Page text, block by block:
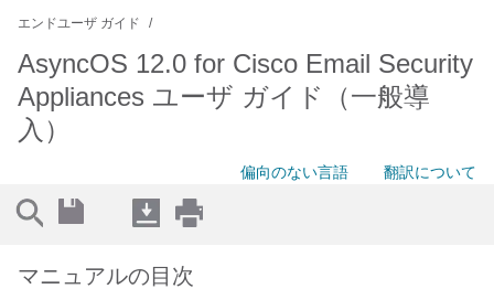
エンドユーザ ガイド
AsyncOS 12.0 for Cisco Email Security
Appliances ユーザ ガイド（一般導
入）
偏向のない言語 翻訳について
マニュアルの目次